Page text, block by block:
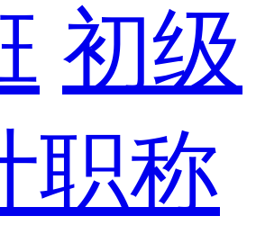
初级
职称